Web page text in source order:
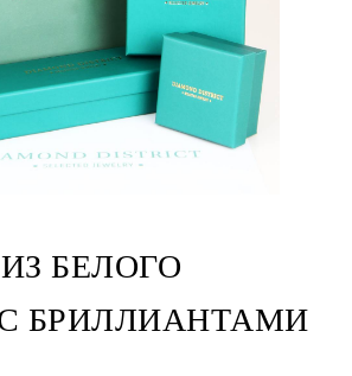
БЕЛОГО
БРИЛЛИАНТАМИ